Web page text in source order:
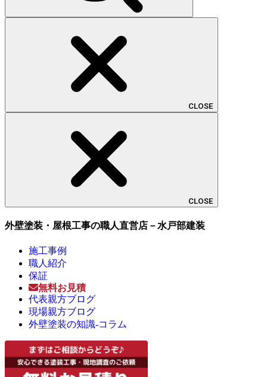
CLOSE
CLOSE
外壁塗装・屋根工事の職人直営店－水戸部建装
施工事例
職人紹介
保証
無料お見積
代表親方ブログ
現場親方ブログ
外壁塗装の知識-コラム